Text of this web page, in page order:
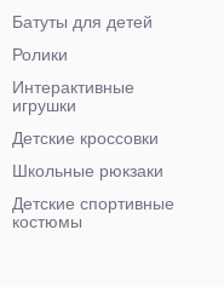
Батуты для детей
Ролики
Интерактивные
игрушки
Детские кроссовки
Школьные рюкзаки
Детские спортивные
костюмы